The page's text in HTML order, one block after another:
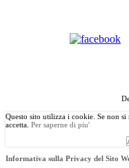
Questo sito utilizza i cookie. Se non
accetta. Per saperne di piu'
Informativa sulla Privacy del Sito